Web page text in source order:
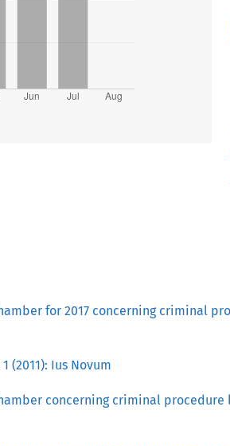
for 2017 concerning criminal
(2011): Ius Novum
concerning criminal procedure